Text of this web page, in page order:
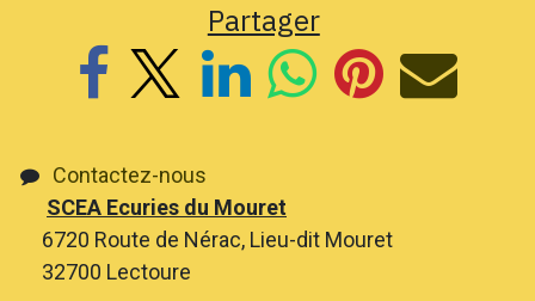
Partager
Contactez-nous
SCEA Ecuries du Mouret
6720 Route de Nérac, Lieu-dit Mouret
32700 Lectoure